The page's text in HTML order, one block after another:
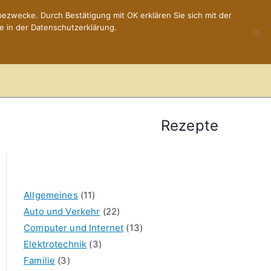
Rezepte
Allgemeines (11)
Auto und Verkehr (22)
Computer und Internet (13)
Elektrotechnik (3)
Familie (3)
Durch Bestätigung mit OK erklären Sie sich mit der
in der Datenschutzerklärung.